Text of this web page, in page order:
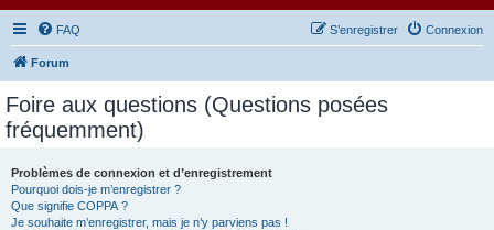
FAQ Connexion
S’enregistrer
Forum
Foire aux questions (Questions posées
fréquemment)
Problèmes de connexion et d’enregistrement
Pourquoi dois-je m’enregistrer ?
Que signifie COPPA ?
Je souhaite m’enregistrer, mais je n’y parviens pas !